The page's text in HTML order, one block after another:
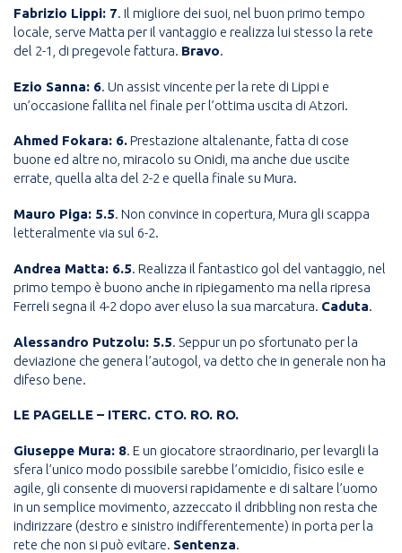
Fabrizio Lippi: 7. Il migliore dei suoi, nel buon primo tempo
locale, serve Matta per il vantaggio e realizza lui stesso la rete
del 2-1, di pregevole fattura. Bravo.
Ezio Sanna: 6. Un assist vincente per la rete di Lippi e
un’occasione fallita nel finale per l’ottima uscita di Atzori.
Ahmed Fokara: 6.Prestazione altalenante, fatta di cose
buone ed altre no, miracolo su Onidi, ma anche due uscite
errate, quella alta del 2-2 e quella finale su Mura.
Mauro Piga: 5.5. Non convince in copertura, Mura gli scappa
letteralmente via sul 6-2.
Andrea Matta: 6.5. Realizza il fantastico gol del vantaggio, nel
primo tempo è buono anche in ripiegamento ma nella ripresa
Ferreli segna il 4-2 dopo aver eluso la sua marcatura. Caduta.
Alessandro Putzolu: 5.5. Seppur un po sfortunato per la
deviazione che genera l’autogol, va detto che in generale non ha
difeso bene.
LE PAGELLE – ITERC. CTO. RO. RO.
Giuseppe Mura: 8. E un giocatore straordinario, per levargli la
sfera l’unico modo possibile sarebbe l’omicidio, fisico esile e
agile, gli consente di muoversi rapidamente e di saltare l’uomo
in un semplice movimento, azzeccato il dribbling non resta che
indirizzare (destro e sinistro indifferentemente) in porta per la
rete che non si può evitare. Sentenza.